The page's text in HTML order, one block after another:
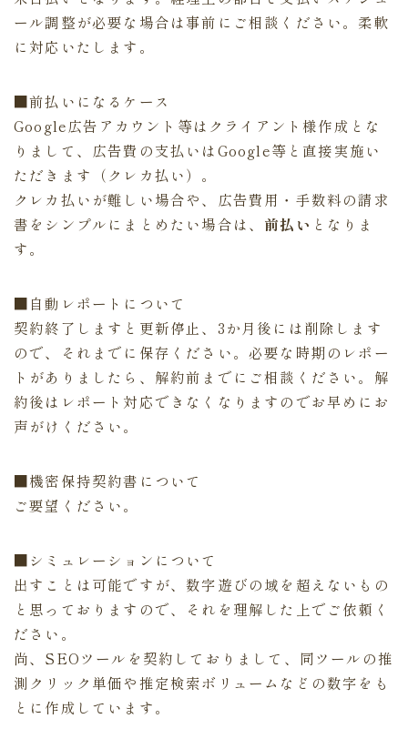
ール調整が必要な場合は事前にご相談ください。柔軟
に対応いたします。
■前払いになるケース
Google広告アカウント等はクライアント様作成とな
りまして、広告費の支払いはGoogle等と直接実施い
ただきます（クレカ払い）。
クレカ払いが難しい場合や、広告費用・手数料の請求
書をシンプルにまとめたい場合は、 前払い となりま
す。
■自動レポートについて
契約終了しますと更新停止、3か月後には削除します
ので、それまでに保存ください。必要な時期のレポー
トがありましたら、解約前までにご相談ください。解
約後はレポート対応できなくなりますのでお早めにお
声がけください。
■機密保持契約書について
ご要望ください。
■シミュレーションについて
出すことは可能ですが、数字遊びの域を超えないもの
と思っておりますので、それを理解した上でご依頼く
ださい。
尚、SEOツールを契約しておりまして、同ツールの推
測クリック単価や推定検索ボリュームなどの数字をも
とに作成しています。